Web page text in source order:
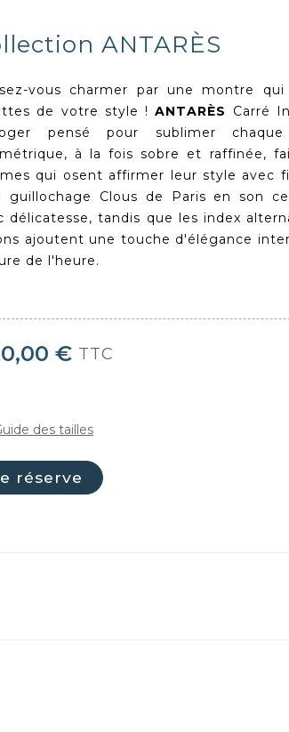
ANTARÈS
vous charmer par une montre
de votre style !ANTARÈS
Carré
pensé pour sublimer
à la fois sobre et raffinée,
qui osent affirmer leur style avec
guillochage Clous de Paris en son
délicatesse, tandis que les index
ajoutent une touche d'élégance
de l'heure.
€ TTC
des tailles
réserve